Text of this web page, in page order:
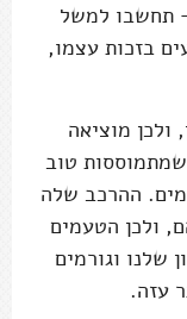
תחשבו למשל
בזכות עצמו,
מוציאה
טוב
ההרכב שלה
ולכן הטעמים
שלנו וגורמים
עזה.